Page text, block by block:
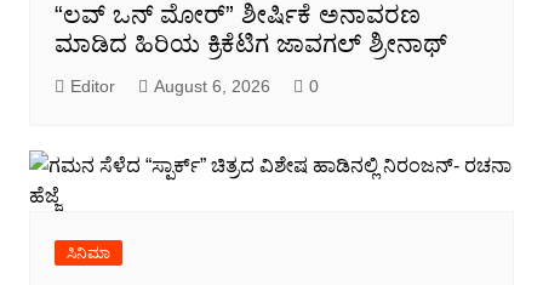
“ಲವ್ ಒನ್ ಮೋರ್” ಶೀರ್ಷಿಕೆ ಅನಾವರಣ
ಮಾಡಿದ ಹಿರಿಯ ಕ್ರಿಕೆಟಿಗ ಜಾವಗಲ್ ಶ್ರೀನಾಥ್
Editor August 6, 2026 0
ಸಿನಿಮಾ